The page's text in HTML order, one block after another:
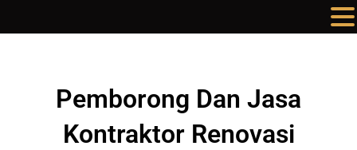
Pemborong Dan Jasa
Kontraktor Renovasi